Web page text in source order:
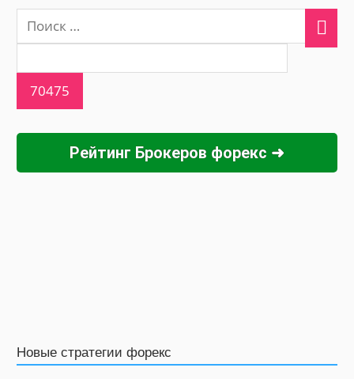
Рейтинг Брокеров форекс ➜
Новые стратегии форекс